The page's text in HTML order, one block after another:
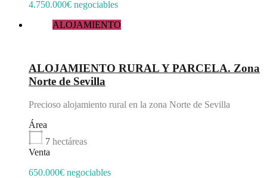
4.750.000€ negociables
ALOJAMIENTO
ALOJAMIENTO RURAL Y PARCELA. Zona
Norte de Sevilla
Precioso alojamiento rural en la zona Norte de Sevilla
Área
7 hectáreas
Venta
650.000€ negociables